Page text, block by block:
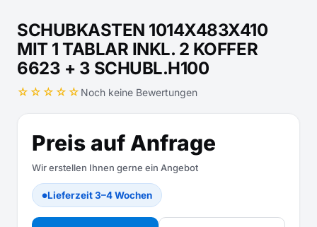
SCHUBKASTEN 1014X483X410
MIT 1 TABLAR INKL. 2 KOFFER
6623 + 3 SCHUBL.H100
☆☆☆☆☆ Noch keine Bewertungen
Preis auf Anfrage
Wir erstellen Ihnen gerne ein Angebot
●Lieferzeit 3–4 Wochen